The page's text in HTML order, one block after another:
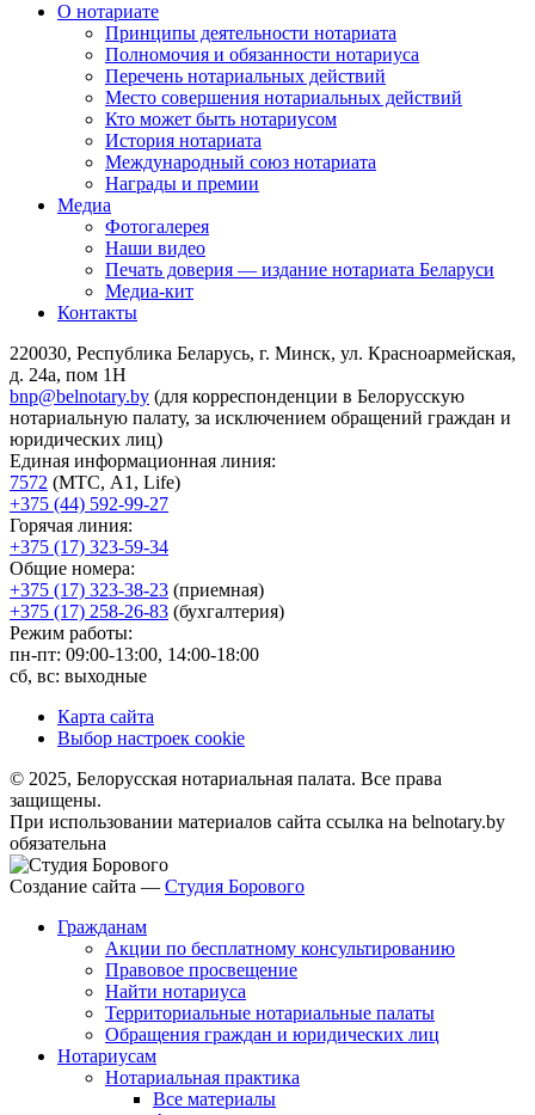
О нотариате
Принципы деятельности нотариата
Полномочия и обязанности нотариуса
Перечень нотариальных действий
Место совершения нотариальных действий
Кто может быть нотариусом
История нотариата
Международный союз нотариата
Награды и премии
Медиа
Фотогалерея
Наши видео
Печать доверия — издание нотариата Беларуси
Медиа-кит
Контакты
220030, Республика Беларусь, г. Минск, ул. Красноармейская,
д. 24а, пом 1Н
bnp@belnotary.by (для корреспонденции в Белорусскую
нотариальную палату, за исключением обращений граждан и
юридических лиц)
Единая информационная линия:
7572 (МТС, A1, Life)
+375 (44) 592-99-27
Горячая линия:
+375 (17) 323-59-34
Общие номера:
+375 (17) 323-38-23 (приемная)
+375 (17) 258-26-83 (бухгалтерия)
Режим работы:
пн-пт: 09:00-13:00, 14:00-18:00
сб, вс: выходные
Карта сайта
Выбор настроек cookie
© 2025, Белорусская нотариальная палата. Все права
защищены.
При использовании материалов сайта ссылка на belnotary.by
обязательна
Создание сайта — Студия Борового
Гражданам
Акции по бесплатному консультированию
Правовое просвещение
Найти нотариуса
Территориальные нотариальные палаты
Обращения граждан и юридических лиц
Нотариусам
Нотариальная практика
Все материалы